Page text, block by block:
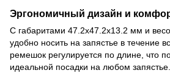
Эргономичный дизайн и
С габаритами 47.2x47.2x13.2 мм и
удобно носить на запястье в течение
ремешок регулируется по длине, что
идеальной посадки на любом